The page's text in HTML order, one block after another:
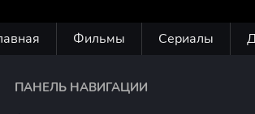
Фильмы Сериалы
ПАНЕЛЬ НАВИГАЦИИ